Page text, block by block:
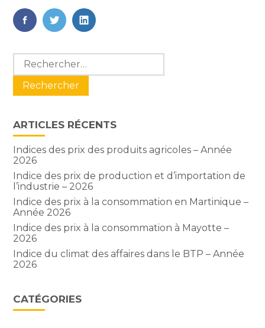
FaceBook
TwitterLinkedIn
Blog
sidebar
Rechercher :
ARTICLES RÉCENTS
Indices des prix des produits agricoles – Année
2026
Indice des prix de production et d’importation de
l’industrie – 2026
Indice des prix à la consommation en Martinique –
Année 2026
Indice des prix à la consommation à Mayotte –
2026
Indice du climat des affaires dans le BTP – Année
2026
CATÉGORIES